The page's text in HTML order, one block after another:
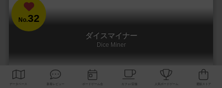
No.32
ダイスマイナー
Dice Miner